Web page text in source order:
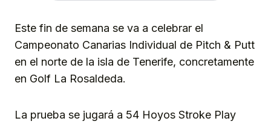
Este fin de semana se va a celebrar el
Campeonato Canarias Individual de Pitch & Putt
en el norte de la isla de Tenerife, concretamente
en Golf La Rosaldeda.
La prueba se jugará a 54 Hoyos Stroke Play